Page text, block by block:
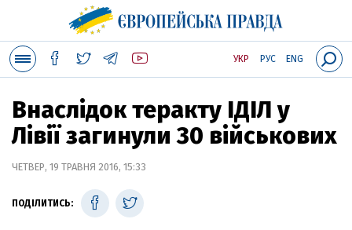
УКР РУС ENG
Внаслідок теракту ІДІЛ у
Лівії загинули 30 військових
ЧЕТВЕР, 19 ТРАВНЯ 2016, 15:33
ПОДІЛИТИСЬ: